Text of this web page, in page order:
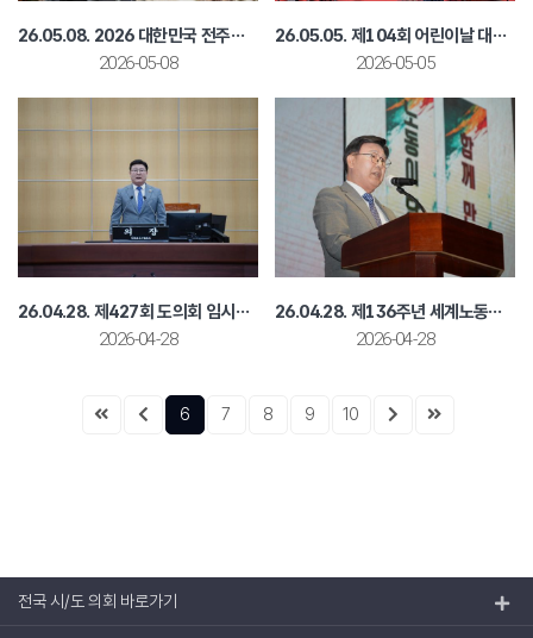
26.05.08. 2026 대한민국 전주정원산업박람회
2026-05-08
26.05.05. 제104회 어린이날 대축제
2026-05-05
26.04.28. 제427회 도의회 임시회 제1차 본회의
2026-04-28
26.04.28. 제136주년 세계노동절 기념대회
2026-04-28
6 7 8 9 10
전국 시/도 의회 바로가기